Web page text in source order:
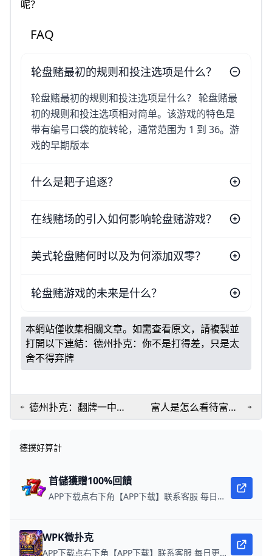
呢？
FAQ
轮盘赌最初的规则和投注选项是什么？
轮盘赌最初的规则和投注选项是什么？ 轮盘赌最
初的规则和投注选项相对简单。该游戏的特色是
带有编号口袋的旋转轮，通常范围为 1 到 36。游
戏的早期版本
什么是耙子追逐？
在线赌场的引入如何影响轮盘赌游戏？
美式轮盘赌何时以及为何添加双零？
轮盘赌游戏的未来是什么？
本網站僅收集相關文章。如需查看原文，請複製並
打開以下連結： 德州扑克：你不是打得差，只是太
舍不得弃牌
德州扑克：翻牌一中就
激动？这才是你老被反
富人是怎么看待富人
们的小三小四与那堆
德撲好算計
首儲獲贈100%回饋
APP下载点右下角【APP下载】联系客服 每日更新可用链接 每日保底獎池10,000美金
WPK微扑克
APP下载点右下角【APP下载】联系客服 每日更新可用链接 微扑克 WPK真人在线约局，wepoker德州约局，加微信客服上下分，领WPK钻石。